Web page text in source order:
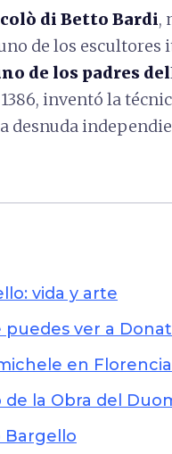
di Betto Bardi,
de los
de los padres del
inventó la
desnuda
vida y arte
puedes ver a
en Florencia
de la Obra del
Bargello